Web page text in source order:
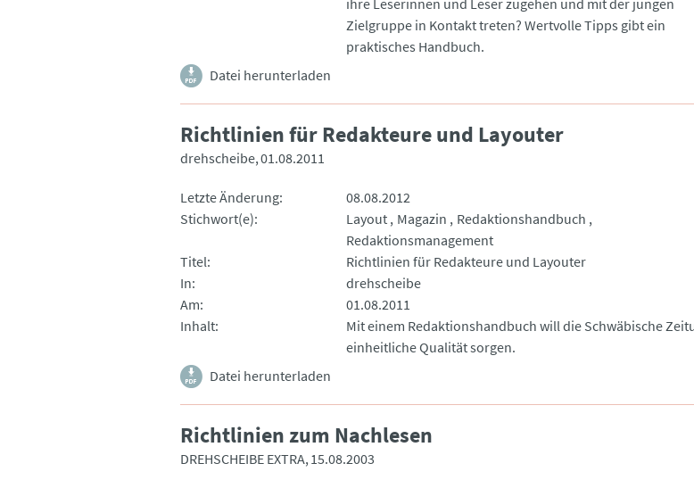
Zielgruppe in Kontakt treten? Wertvolle Tipps gibt ein
praktisches Handbuch.
Datei herunterladen
Richtlinien für Redakteure und Layouter
drehscheibe 01.08.2011
Letzte Änderung
08.08.2012
Stichwort(e)
Layout Magazin
Redaktionshandbuch
Redaktionsmanagement
Titel
Richtlinien für Redakteure und Layouter
In
drehscheibe
Am
01.08.2011
Inhalt
Mit einem Redaktionshandbuch will die Schwäbische
einheitliche Qualität sorgen.
Datei herunterladen
Richtlinien zum Nachlesen
DREHSCHEIBE EXTRA 15.08.2003